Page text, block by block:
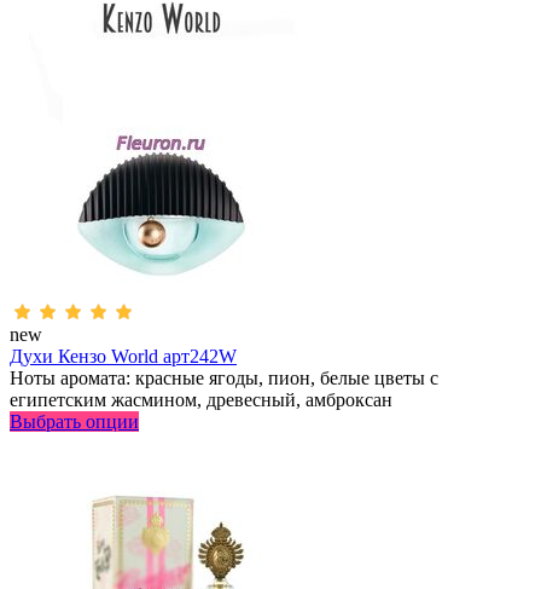
new
Духи Кензо World арт242W
Ноты аромата: красные ягоды, пион, белые цветы с
египетским жасмином, древесный, амброксан
Выбрать опции